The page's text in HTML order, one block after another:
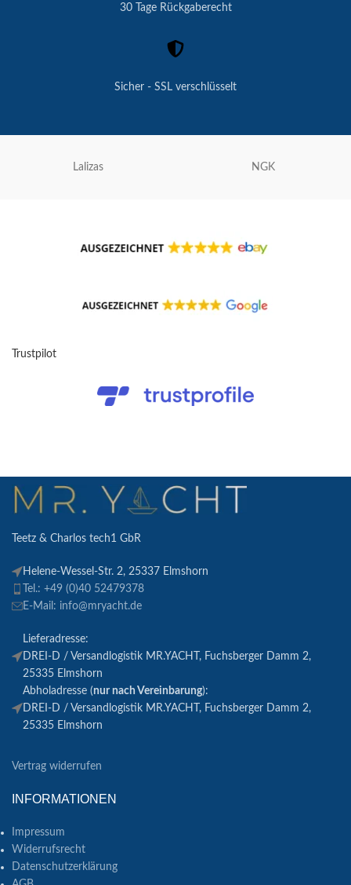
30 Tage Rückgaberecht
Sicher - SSL verschlüsselt
Lalizas NGK
Trustpilot
Teetz & Charlos tech1 GbR
Helene-Wessel-Str. 2, 25337 Elmshorn
Tel.: +49 (0)40 52479378
E-Mail: info@mryacht.de
Lieferadresse:
DREI-D / Versandlogistik MR.YACHT, Fuchsberger Damm 2,
25335 Elmshorn
Abholadresse (nur nach Vereinbarung):
DREI-D / Versandlogistik MR.YACHT, Fuchsberger Damm 2,
25335 Elmshorn
Vertrag widerrufen
INFORMATIONEN
Impressum
Widerrufsrecht
Datenschutzerklärung